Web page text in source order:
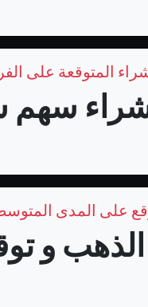
سهم
على المدى
و